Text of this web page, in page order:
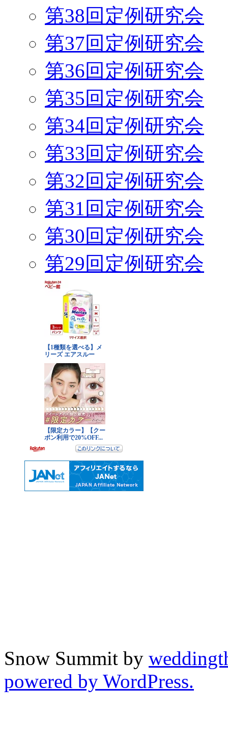
第38回定例研究会
第37回定例研究会
第36回定例研究会
第35回定例研究会
第34回定例研究会
第33回定例研究会
第32回定例研究会
第31回定例研究会
第30回定例研究会
第29回定例研究会
Snow Summit by
powered by WordPress.